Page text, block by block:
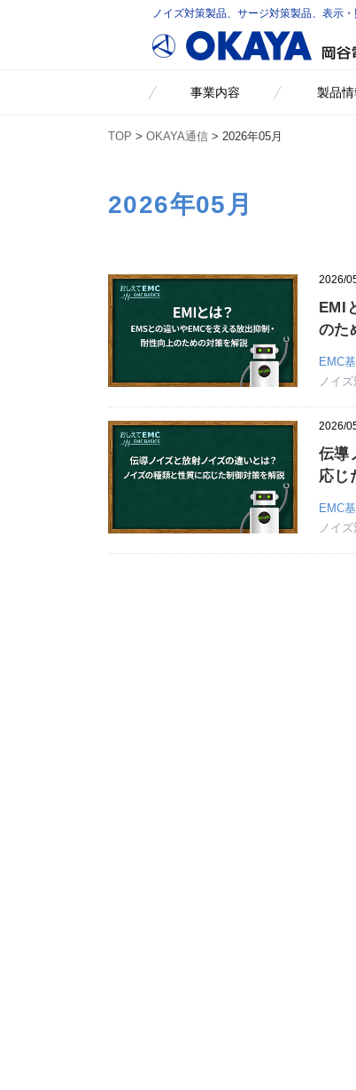
ノイズ対策製品、サージ対策製品、表示
事業内容 製品情
TOP > OKAYA通信 > 2026年05月
2026年05月
2026/
EMI
のた
EMC
ノイ
2026/
伝導
応じ
EMC
ノイ